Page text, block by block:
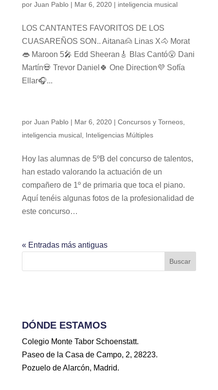
por Juan Pablo| Mar 6, 2020| inteligencia musical
LOS CANTANTES FAVORITOS DE LOS
CUASAREÑOS SON.. Aitana🙍 Linas X🐴 Morat
👄 Maroon 5🎤 Edd Sheeran🎸 Blas Cantó😮 Dani
Martín💀 Trevor Daniel🍀 One Direction💜 Sofía
Ellar🎧...
por Juan Pablo| Mar 6, 2020| Concursos y Torneos,
inteligencia musical, Inteligencias Múltiples
Hoy las alumnas de 5ºB del concurso de talentos,
han estado valorando la actuación de un
compañero de 1º de primaria que toca el piano.
Aquí tenéis algunas fotos de la profesionalidad de
este concurso…
« Entradas más antiguas
Buscar
DÓNDE ESTAMOS
Colegio Monte Tabor Schoenstatt.
Paseo de la Casa de Campo, 2, 28223.
Pozuelo de Alarcón, Madrid.